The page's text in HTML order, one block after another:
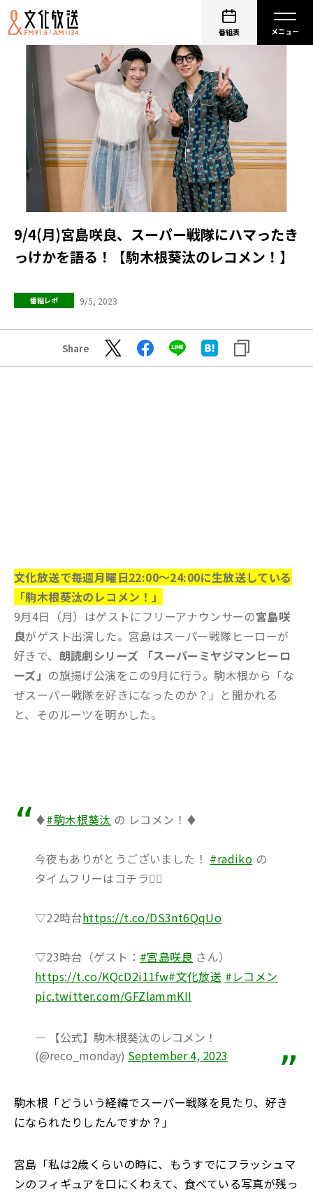
番組表
9/4(月)宮島咲良、スーパー戦隊にハマったき
っけかを語る！【駒木根葵汰のレコメン！】
番組レポ 9/5, 2023
Share
文化放送で毎週月曜日22:00～24:00に生放送している
「駒木根葵汰のレコメン！」
9月4日（月）はゲストにフリーアナウンサーの宮島咲
良がゲスト出演した。宮島はスーパー戦隊ヒーローが
好きで、 朗読劇シリーズ 「スーパーミヤジマンヒーロ
ーズ」 の旗揚げ公演をこの9月に行う。駒木根から「な
ぜスーパー戦隊を好きになったのか？」と聞かれる
と、そのルーツを明かした。
♦️#駒木根葵汰 の レコメン！♦️
今夜もありがとうございました！ #radiko の
タイムフリーはコチラ💁‍♀️
▽22時台https://t.co/DS3nt6QqUo
▽23時台（ゲスト： #宮島咲良 さん）
https://t.co/KQcD2i11fw#文化放送 #レコメン
pic.twitter.com/GFZlammKII
— 【公式】駒木根葵汰のレコメン！
(@reco_monday) September 4, 2023
駒木根「どういう経緯でスーパー戦隊を見たり、好き
になられたりしたんですか？」
宮島「私は2歳くらいの時に、もうすでにフラッシュマ
ンのフィギュアを口にくわえて、食べている写真が残っ